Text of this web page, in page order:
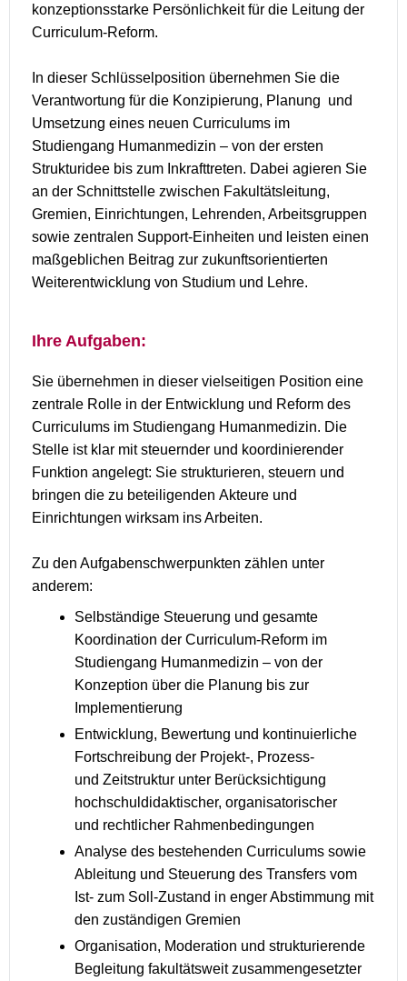
konzeptionsstarke Persönlichkeit für die Leitung der
Curriculum-Reform.
In dieser Schlüsselposition übernehmen Sie die
Verantwortung für die Konzipierung, Planung und
Umsetzung eines neuen Curriculums im
Studiengang Humanmedizin – von der ersten
Strukturidee bis zum Inkrafttreten. Dabei agieren Sie
an der Schnittstelle zwischen Fakultätsleitung,
Gremien, Einrichtungen, Lehrenden, Arbeitsgruppen
sowie zentralen Support-Einheiten und leisten einen
maßgeblichen Beitrag zur zukunftsorientierten
Weiterentwicklung von Studium und Lehre.
Ihre Aufgaben:
Sie übernehmen in dieser vielseitigen Position eine
zentrale Rolle in der Entwicklung und Reform des
Curriculums im Studiengang Humanmedizin. Die
Stelle ist klar mit steuernder und koordinierender
Funktion angelegt: Sie strukturieren, steuern und
bringen die zu beteiligenden Akteure und
Einrichtungen wirksam ins Arbeiten.
Zu den Aufgabenschwerpunkten zählen unter
anderem:
Selbständige Steuerung und gesamte
Koordination der Curriculum-Reform im
Studiengang Humanmedizin – von der
Konzeption über die Planung bis zur
Implementierung
Entwicklung, Bewertung und kontinuierliche
Fortschreibung der Projekt-, Prozess-
und Zeitstruktur unter Berücksichtigung
hochschuldidaktischer, organisatorischer
und rechtlicher Rahmenbedingungen
Analyse des bestehenden Curriculums sowie
Ableitung und Steuerung des Transfers vom
Ist- zum Soll-Zustand in enger Abstimmung mit
den zuständigen Gremien
Organisation, Moderation und strukturierende
Begleitung fakultätsweit zusammengesetzter